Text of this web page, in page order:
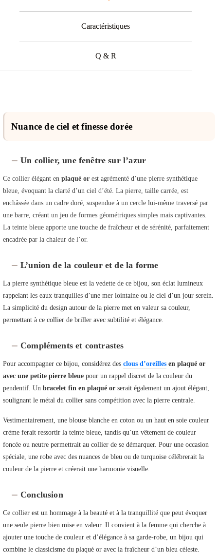
Caractéristiques
Q & R
Nuance de ciel et finesse dorée
Un collier, une fenêtre sur l’azur
Ce collier élégant en plaqué or est agrémenté d’une pierre synthétique
bleue, évoquant la clarté d’un ciel d’été. La pierre, taille carrée, est
enchâssée dans un cadre doré, suspendue à un cercle lui-même traversé par
une barre, créant un jeu de formes géométriques simples mais captivantes.
La teinte bleue apporte une touche de fraîcheur et de sérénité, parfaitement
encadrée par la chaleur de l’or.
L’union de la couleur et de la forme
La pierre synthétique bleue est la vedette de ce bijou, son éclat lumineux
rappelant les eaux tranquilles d’une mer lointaine ou le ciel d’un jour serein.
La simplicité du design autour de la pierre met en valeur sa couleur,
permettant à ce collier de briller avec subtilité et élégance.
Compléments et contrastes
Pour accompagner ce bijou, considérez des clous d’oreilles en plaqué or
avec une petite pierre bleue pour un rappel discret de la couleur du
pendentif. Un bracelet fin en plaqué or serait également un ajout élégant,
soulignant le métal du collier sans compétition avec la pierre centrale.
Vestimentairement, une blouse blanche en coton ou un haut en soie couleur
crème ferait ressortir la teinte bleue, tandis qu’un vêtement de couleur
foncée ou neutre permettrait au collier de se démarquer. Pour une occasion
spéciale, une robe avec des nuances de bleu ou de turquoise célébrerait la
couleur de la pierre et créerait une harmonie visuelle.
Conclusion
Ce collier est un hommage à la beauté et à la tranquillité que peut évoquer
une seule pierre bien mise en valeur. Il convient à la femme qui cherche à
ajouter une touche de couleur et d’élégance à sa garde-robe, un bijou qui
combine le classicisme du plaqué or avec la fraîcheur d’un bleu céleste.